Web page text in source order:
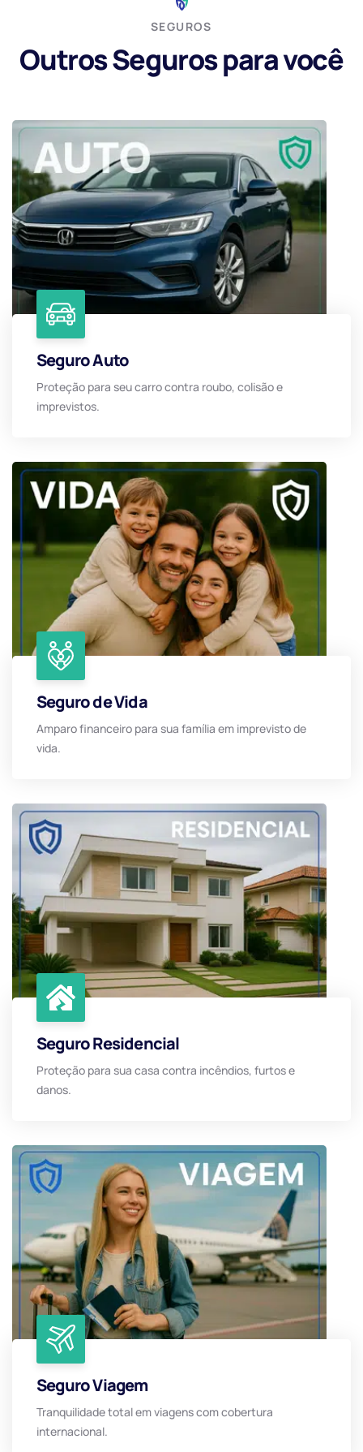
SEGUROS
Outros Seguros para você
Seguro Auto
Proteção para seu carro contra roubo, colisão e
imprevistos.
Seguro de Vida
Amparo financeiro para sua família em imprevisto de
vida.
Seguro Residencial
Proteção para sua casa contra incêndios, furtos e
danos.
Seguro Viagem
Tranquilidade total em viagens com cobertura
internacional.